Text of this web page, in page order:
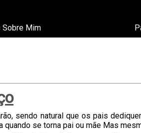
Sobre Mim
sendo natural que os pais
se torna pai ou mãe Mas